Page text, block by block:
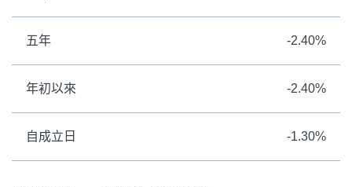
五年 -2.40%
年初以來 -2.40%
自成立日 -1.30%